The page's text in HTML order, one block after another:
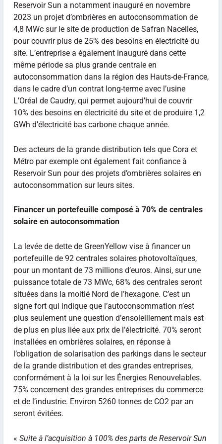
Reservoir Sun a notamment inauguré en novembre
2023 un projet d’ombrières en autoconsommation de
4,8 MWc sur le site de production de Safran Nacelles,
pour couvrir plus de 25% des besoins en électricité du
site. L’entreprise a également inauguré dans cette
même période sa plus grande centrale en
autoconsommation dans la région des Hauts-de-France,
dans le cadre d’un contrat long-terme avec l’usine
L’Oréal de Caudry, qui permet aujourd’hui de couvrir
10% des besoins en électricité du site et de produire 1,2
GWh d’électricité bas carbone chaque année.
Des acteurs de la grande distribution tels que Cora et
Métro par exemple ont également fait confiance à
Reservoir Sun pour des projets d’ombrières solaires en
autoconsommation sur leurs sites.
Financer un portefeuille composé à 70% de centrales
solaire en autoconsommation
La levée de dette de GreenYellow vise à financer un
portefeuille de 92 centrales solaires photovoltaïques,
pour un montant de 73 millions d’euros. Ainsi, sur une
puissance totale de 73 MWc, 68% des centrales seront
situées dans la moitié Nord de l’hexagone. C’est un
signe fort qui indique que l’autoconsommation n’est
plus seulement une question d’ensoleillement mais est
de plus en plus liée aux prix de l’électricité. 70% seront
installées en ombrières solaires, en réponse à
l’obligation de solarisation des parkings dans le secteur
de la grande distribution et des grandes entreprises,
conformément à la loi sur les Énergies Renouvelables.
75% concernent des grandes entreprises du commerce
et de l’industrie. Environ 5260 tonnes de CO2 par an
seront évitées.
« Suite à l’acquisition à 100% des parts de Reservoir Sun